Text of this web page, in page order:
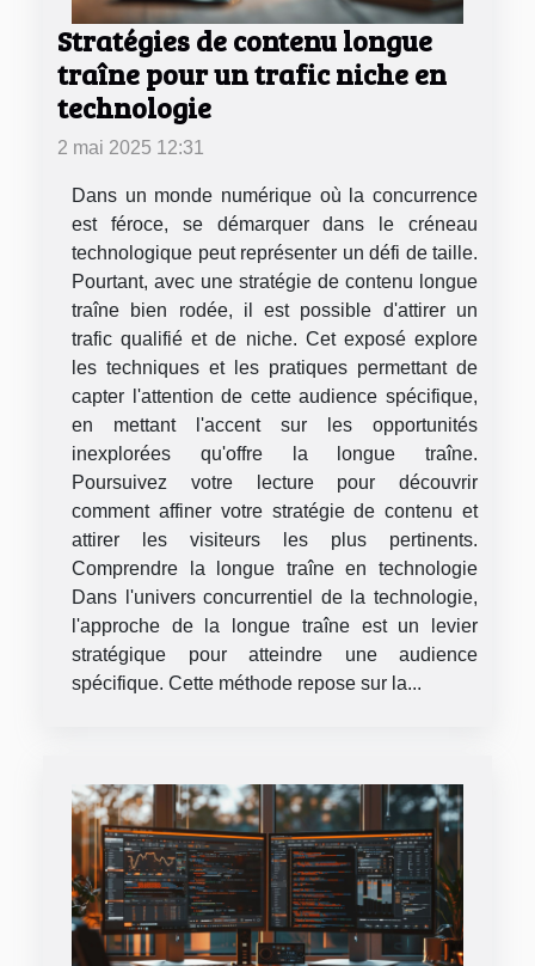
Stratégies de contenu longue
traîne pour un trafic niche en
technologie
2 mai 2025 12:31
Dans un monde numérique où la concurrence
est féroce, se démarquer dans le créneau
technologique peut représenter un défi de taille.
Pourtant, avec une stratégie de contenu longue
traîne bien rodée, il est possible d'attirer un
trafic qualifié et de niche. Cet exposé explore
les techniques et les pratiques permettant de
capter l'attention de cette audience spécifique,
en mettant l'accent sur les opportunités
inexplorées qu'offre la longue traîne.
Poursuivez votre lecture pour découvrir
comment affiner votre stratégie de contenu et
attirer les visiteurs les plus pertinents.
Comprendre la longue traîne en technologie
Dans l'univers concurrentiel de la technologie,
l'approche de la longue traîne est un levier
stratégique pour atteindre une audience
spécifique. Cette méthode repose sur la...